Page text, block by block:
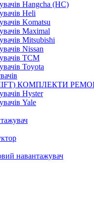
Hangcha (HC)
Heli
Komatsu
Maximal
Mitsubishi
Nissan
TCM
Toyota
КОМПЛЕКТИ
Hyster
Yale
навантажувач